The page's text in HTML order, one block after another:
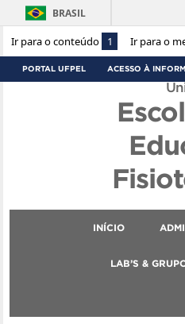
Ir para o conteúdo 1 Ir para o
BRASIL
PORTAL UFPEL ACESSO À
INÍCIO
LAB’S &